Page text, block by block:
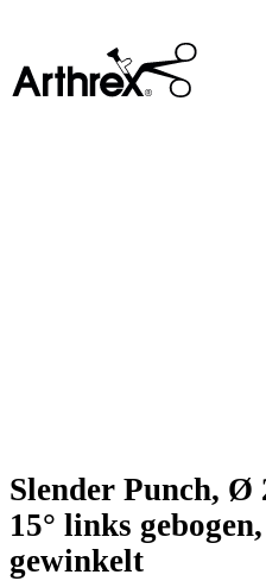
Slender Punch, Ø
15° links
gewinkelt